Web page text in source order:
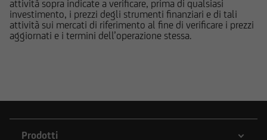
attività sopra indicate a verificare, prima di qualsiasi
investimento, i prezzi degli strumenti finanziari e di tali
attività sui mercati di riferimento al fine di verificare i prezzi
aggiornati e i termini dell’operazione stessa.
Prodotti
investimento o di altra natura. Per gli strumenti
emessi o collocati da UniCredit Bank GmbH -
Succursale di Milano o da altre Società del
L'accesso alle informazioni e ai documenti
pubblicati sul Sito potrebbe essere precluso ai